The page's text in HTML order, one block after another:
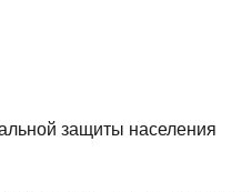
защиты населения